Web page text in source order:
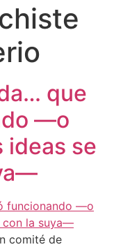
que
—o
ideas se
comité de